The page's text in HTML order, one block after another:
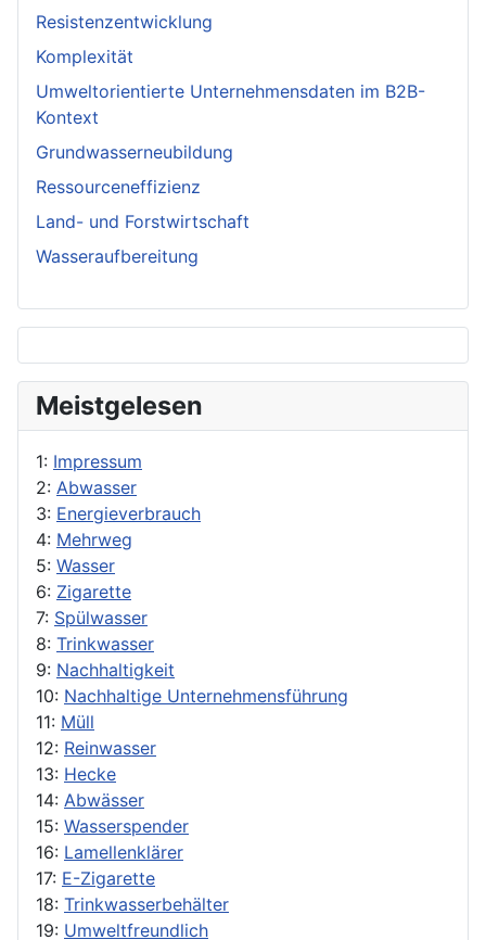
Resistenzentwicklung
Komplexität
Umweltorientierte Unternehmensdaten im B2B-
Kontext
Grundwasserneubildung
Ressourceneffizienz
Land- und Forstwirtschaft
Wasseraufbereitung
Meistgelesen
1: Impressum
2: Abwasser
3: Energieverbrauch
4: Mehrweg
5: Wasser
6: Zigarette
7: Spülwasser
8: Trinkwasser
9: Nachhaltigkeit
10: Nachhaltige Unternehmensführung
11: Müll
12: Reinwasser
13: Hecke
14: Abwässer
15: Wasserspender
16: Lamellenklärer
17: E-Zigarette
18: Trinkwasserbehälter
19: Umweltfreundlich